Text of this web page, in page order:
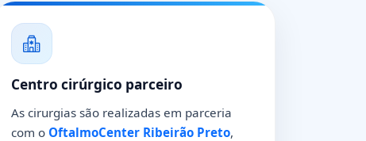
Centro cirúrgico parceiro
As cirurgias são realizadas em parceria
com o OftalmoCenter Ribeirão Preto,